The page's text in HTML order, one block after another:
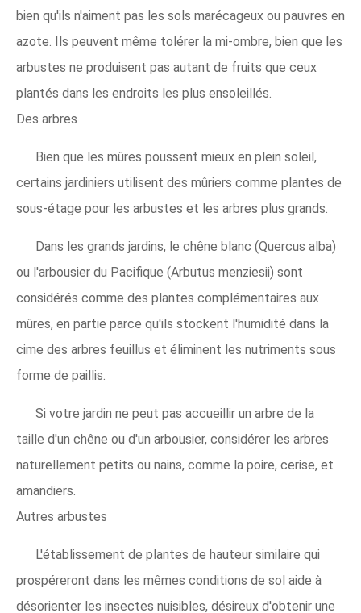
bien qu'ils n'aiment pas les sols marécageux ou pauvres en
azote. Ils peuvent même tolérer la mi-ombre, bien que les
arbustes ne produisent pas autant de fruits que ceux
plantés dans les endroits les plus ensoleillés.
Des arbres
Bien que les mûres poussent mieux en plein soleil,
certains jardiniers utilisent des mûriers comme plantes de
sous-étage pour les arbustes et les arbres plus grands.
Dans les grands jardins, le chêne blanc (Quercus alba)
ou l'arbousier du Pacifique (Arbutus menziesii) sont
considérés comme des plantes complémentaires aux
mûres, en partie parce qu'ils stockent l'humidité dans la
cime des arbres feuillus et éliminent les nutriments sous
forme de paillis.
Si votre jardin ne peut pas accueillir un arbre de la
taille d'un chêne ou d'un arbousier, considérer les arbres
naturellement petits ou nains, comme la poire, cerise, et
amandiers.
Autres arbustes
L'établissement de plantes de hauteur similaire qui
prospéreront dans les mêmes conditions de sol aide à
désorienter les insectes nuisibles, désireux d'obtenir une